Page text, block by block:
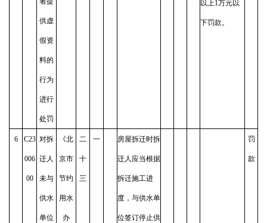
供虚
假资
料的
行为
进行
处罚
以上1万元以
下罚款。
6 C23
006
00
对拆
迁人
未与
供水
单位
《北
京市
节约
用水
办
二
十
三
一 房屋拆迁时拆
迁人应当根据
拆迁施工进
度，与供水单
位签订停止供
罚
款